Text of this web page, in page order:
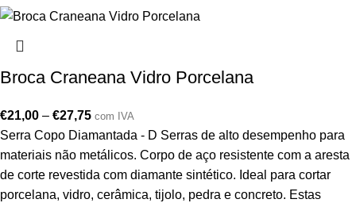
Broca Craneana Vidro Porcelana
€21,00 – €27,75 com IVA
Serra Copo Diamantada - D Serras de alto desempenho para
materiais não metálicos. Corpo de aço resistente com a aresta
de corte revestida com diamante sintético. Ideal para cortar
porcelana, vidro, cerâmica, tijolo, pedra e concreto. Estas